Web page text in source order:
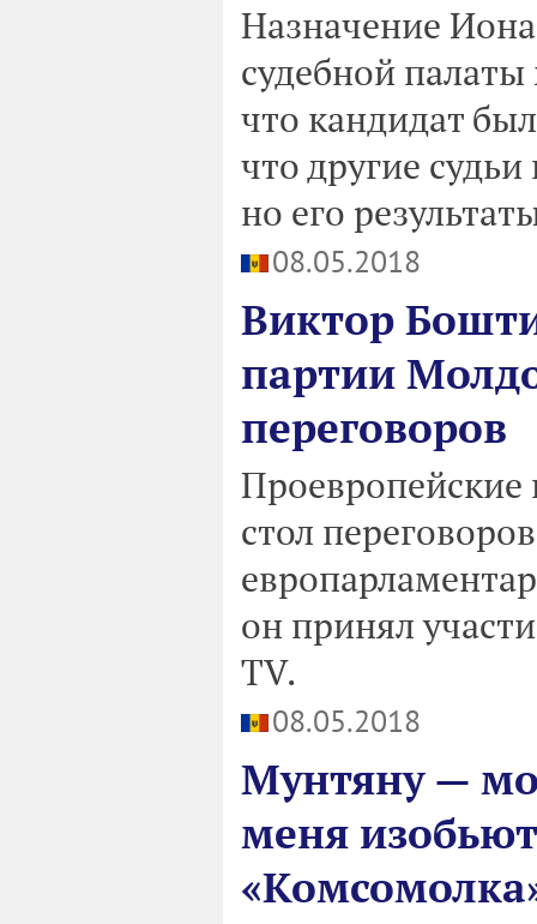
Назначение
судебной
что кандидат
что другие судьи
но его
08.05.2018
Виктор
партии
переговоров
стол
он принял
TV.
08.05.2018
Мунтяну —
меня